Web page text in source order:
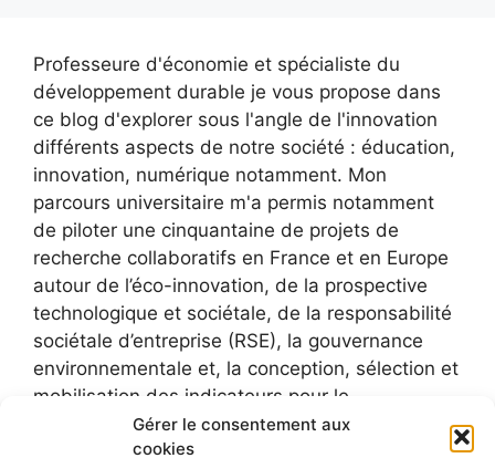
Gérer le consentement aux
cookies
Professeure d'économie et spécialiste du
développement durable je vous propose dans
ce blog d'explorer sous l'angle de l'innovation
différents aspects de notre société : éducation,
innovation, numérique notamment. Mon
parcours universitaire m'a permis notamment
de piloter une cinquantaine de projets de
recherche collaboratifs en France et en Europe
autour de l’éco-innovation, de la prospective
technologique et sociétale, de la responsabilité
sociétale d’entreprise (RSE), la gouvernance
environnementale et, la conception, sélection et
mobilisation des indicateurs pour le
développement durable.